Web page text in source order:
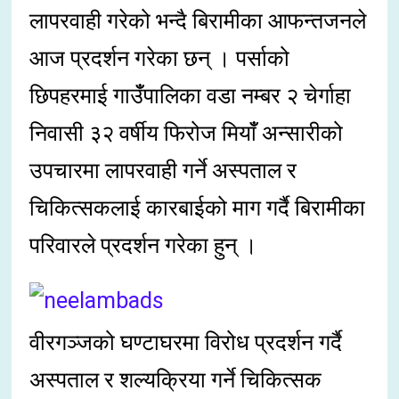
लापरवाही गरेको भन्दै बिरामीका आफन्तजनले
आज प्रदर्शन गरेका छन् । पर्साको
छिपहरमाई गाउँँपालिका वडा नम्बर २ चेर्गाहा
निवासी ३२ वर्षीय फिरोज मियाँँ अन्सारीको
उपचारमा लापरवाही गर्ने अस्पताल र
चिकित्सकलाई कारबाईको माग गर्दै बिरामीका
परिवारले प्रदर्शन गरेका हुन् ।
वीरगञ्जको घण्टाघरमा विरोध प्रदर्शन गर्दै
अस्पताल र शल्यक्रिया गर्ने चिकित्सक